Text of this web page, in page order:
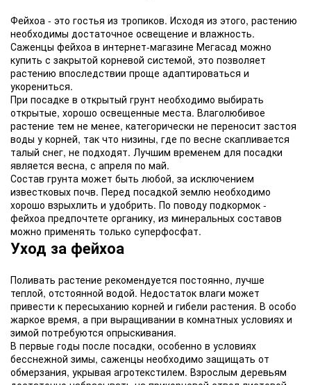
Фейхоа - это гостья из тропиков. Исходя из этого, растению
необходимы достаточное освещение и влажность.
Саженцы фейхоа в интернет-магазине Мегасад можно
купить с закрытой корневой системой, это позволяет
растению впоследствии проще адаптироваться и
укорениться.
При посадке в открытый грунт необходимо выбирать
открытые, хорошо освещенные места. Влаголюбивое
растение тем не менее, категорически не переносит застоя
воды у корней, так что низины, где по весне скапливается
талый снег, не подходят. Лучшим временем для посадки
является весна, с апреля по май.
Состав грунта может быть любой, за исключением
известковых почв. Перед посадкой землю необходимо
хорошо взрыхлить и удобрить. По поводу подкормок -
фейхоа предпочтете органику, из минеральных составов
можно применять только суперфосфат.
Уход за фейхоа
Поливать растение рекомендуется постоянно, лучше
теплой, отстоянной водой. Недостаток влаги может
привести к пересыханию корней и гибели растения. В особо
жаркое время, а при выращивании в комнатных условиях и
зимой потребуются опрыскивания.
В первые годы после посадки, особенно в условиях
бесснежной зимы, саженцы необходимо защищать от
обмерзания, укрывая агротекстилем. Взрослым деревьям